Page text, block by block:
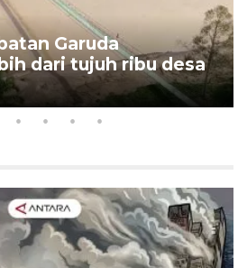
Garuda
dari tujuh ribu desa